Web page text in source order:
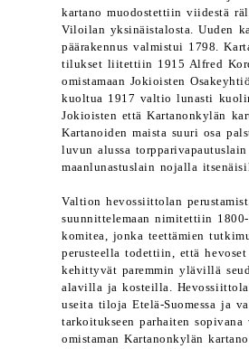
kartano muodostettiin viidestä
Viloilan yksinäistalosta. Uuden
päärakennus valmistui 1798.
tilukset liitettiin 1915 Alfred
omistamaan Jokioisten
kuoltua 1917 valtio lunasti
Jokioisten että Kartanonkylän
Kartanoiden maista suuri osa
luvun alussa
maanlunastuslain nojalla
Valtion hevossiittolan
suunnittelemaan nimitettiin
komitea, jonka teettämien
perusteella todettiin, että
kehittyvät paremmin ylävillä
alavilla ja kosteilla.
useita tiloja Etelä-Suomessa ja
tarkoitukseen parhaiten
omistaman Kartanonkylän